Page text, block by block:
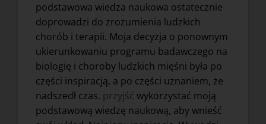
podstawowa wiedza naukowa ostatecznie
doprowadzi do zrozumienia ludzkich
chorób i terapii. Moja decyzja o ponownym
ukierunkowaniu programu badawczego na
biologię i choroby ludzkich mięśni była po
części inspiracją, a po części uznaniem, że
nadszedł czas. przyjść wykorzystać moją
podstawową wiedzę naukową, aby wnieść